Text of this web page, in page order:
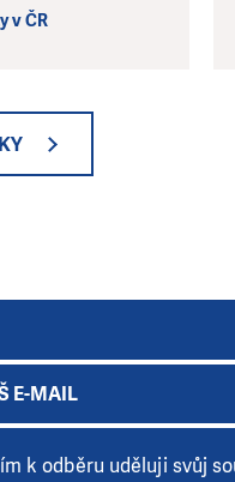
v ČR
k odběru uděluji svůj